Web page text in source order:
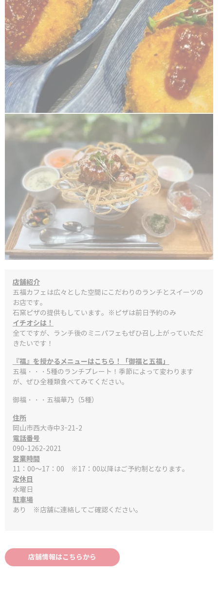
店舗紹介
五福カフェは広々とした空間にこだわりのランチとスイーツの
お店です。
石窯ピザの提供もしています。※ピザは前日予約のみ
イチオシは！
全てですが、ランチ後のミニパフェもぜひ召し上がっていただ
きたいです！
『福』を授かるメニューはこちら！「御福と五福」
五福・・・5種のランチプレート！季節によって変わります
が、ぜひ全種類食べてみてください。
御福・・・五福華乃（5種）
住所
岡山市西大寺中3ｰ21-2
電話番号
090-1262-2021
営業時間
11：00～17：00 ※17：00以降はご予約制となります。
定休日
水曜日
駐車場
あり ※店舗に連絡してご確認ください。
店舗情報はこちらから